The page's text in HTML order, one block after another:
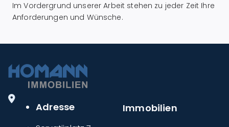
Im Vordergrund unserer Arbeit stehen zu jeder Zeit Ihre
Anforderungen und Wünsche.
Adresse Immobilien